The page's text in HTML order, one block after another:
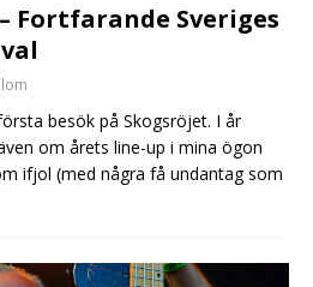
Fortfarande Sveriges
besök på Skogsröjet. I år
om årets line-up i mina ögon
ifjol (med några få undantag som